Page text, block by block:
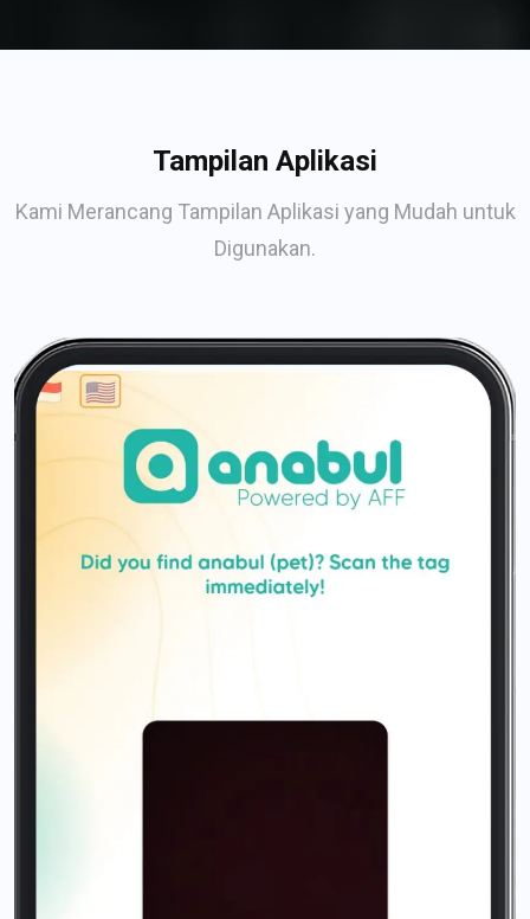
Tampilan Aplikasi
Kami Merancang Tampilan Aplikasi yang Mudah untuk
Digunakan.